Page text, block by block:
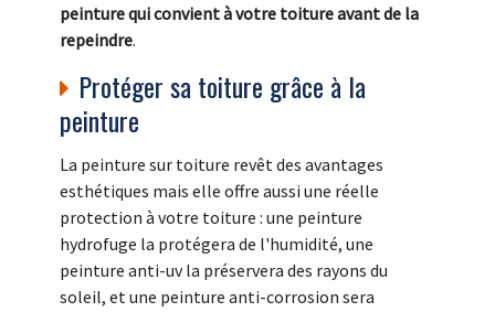
peinture qui convient à votre toiture avant de la
repeindre.
Protéger sa toiture grâce à la
peinture
La peinture sur toiture revêt des avantages
esthétiques mais elle offre aussi une réelle
protection à votre toiture : une peinture
hydrofuge la protégera de l'humidité, une
peinture anti-uv la préservera des rayons du
soleil, et une peinture anti-corrosion sera